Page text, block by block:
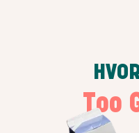
Too